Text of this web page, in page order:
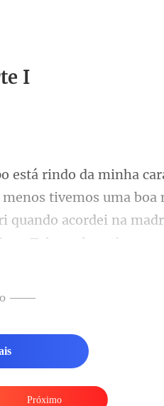
I
menos tivemos uma boa
quando acordei na
——
Próximo